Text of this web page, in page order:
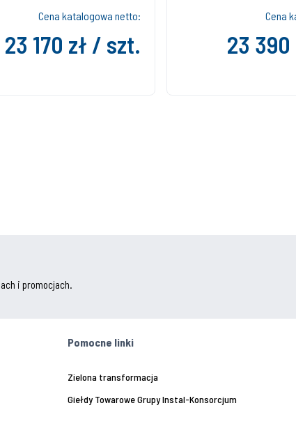
Cena katalogowa netto:
23 170 zł / szt.
Cena
23
i promocjach.
Pomocne linki
Zielona transformacja
Giełdy Towarowe Grupy Instal-Konsorcjum